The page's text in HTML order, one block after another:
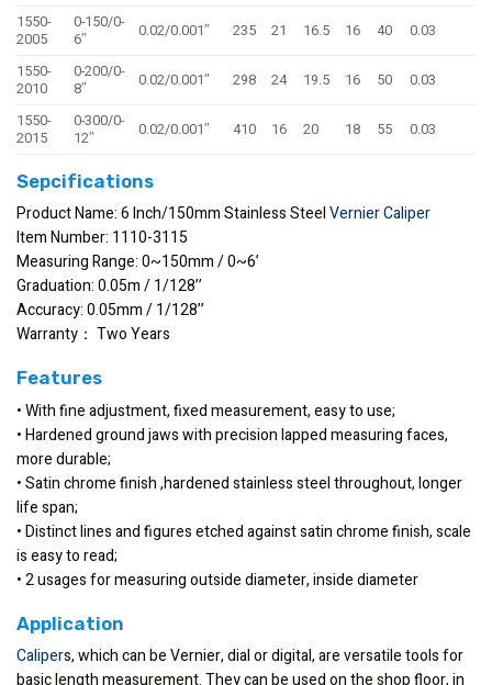
1550-
2005
0-150/0-
6″
0.02/0.001″ 235 21 16.5 16 40 0.03
1550-
2010
0-200/0-
8″
0.02/0.001″ 298 24 19.5 16 50 0.03
1550-
2015
0-300/0-
12″
0.02/0.001″ 410 16 20 18 55 0.03
Sepcifications
Product Name: 6 Inch/150mm Stainless SteelVernier Caliper
Item Number: 1110-3115
Measuring Range: 0~150mm / 0~6’
Graduation: 0.05m / 1/128’’
Accuracy: 0.05mm / 1/128’’
Warranty： Two Years
Features
• With fine adjustment, fixed measurement, easy to use;
• Hardened ground jaws with precision lapped measuring faces,
more durable;
• Satin chrome finish ,hardened stainless steel throughout, longer
life span;
• Distinct lines and figures etched against satin chrome finish, scale
is easy to read;
• 2 usages for measuring outside diameter, inside diameter
Application
Calipers, which can be Vernier, dial or digital, are versatile tools for